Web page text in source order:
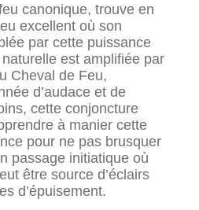
canonique, trouve en
excellent où son
par cette puissance
est amplifiée par
Cheval de Feu,
d’audace et de
cette conjoncture
à manier cette
pour ne pas brusquer
passage initiatique où
être source d’éclairs
d’épuisement.